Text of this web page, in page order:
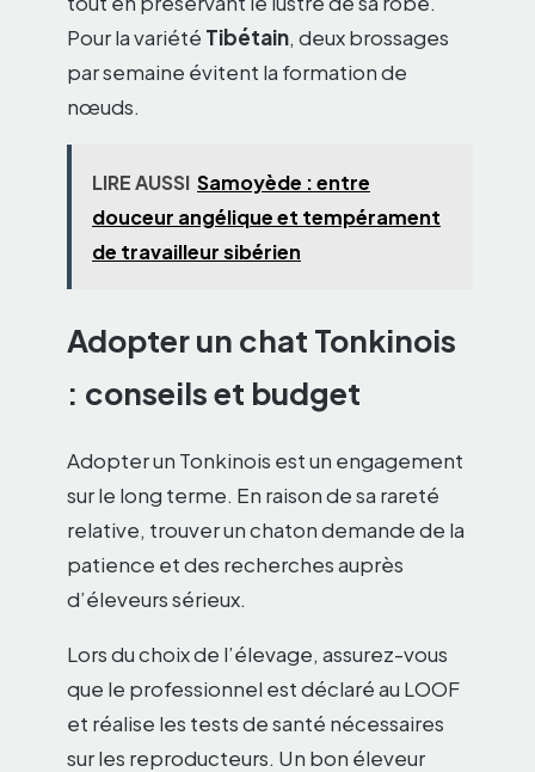
Pour la variété Tibétain, deux brossages
par semaine évitent la formation de
nœuds.
LIRE AUSSI Samoyède : entre
douceur angélique et tempérament
de travailleur sibérien
Adopter un chat Tonkinois
: conseils et budget
Adopter un Tonkinois est un engagement
sur le long terme. En raison de sa rareté
relative, trouver un chaton demande de la
patience et des recherches auprès
d’éleveurs sérieux.
Lors du choix de l’élevage, assurez-vous
que le professionnel est déclaré au LOOF
et réalise les tests de santé nécessaires
sur les reproducteurs. Un bon éleveur